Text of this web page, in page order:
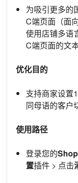
为吸引更多的
C端页面（面
使用店铺多语
C端页面的文
优化目的
支持商家设置
同母语的客户
使用路径
登录您的
置插件 > 点击